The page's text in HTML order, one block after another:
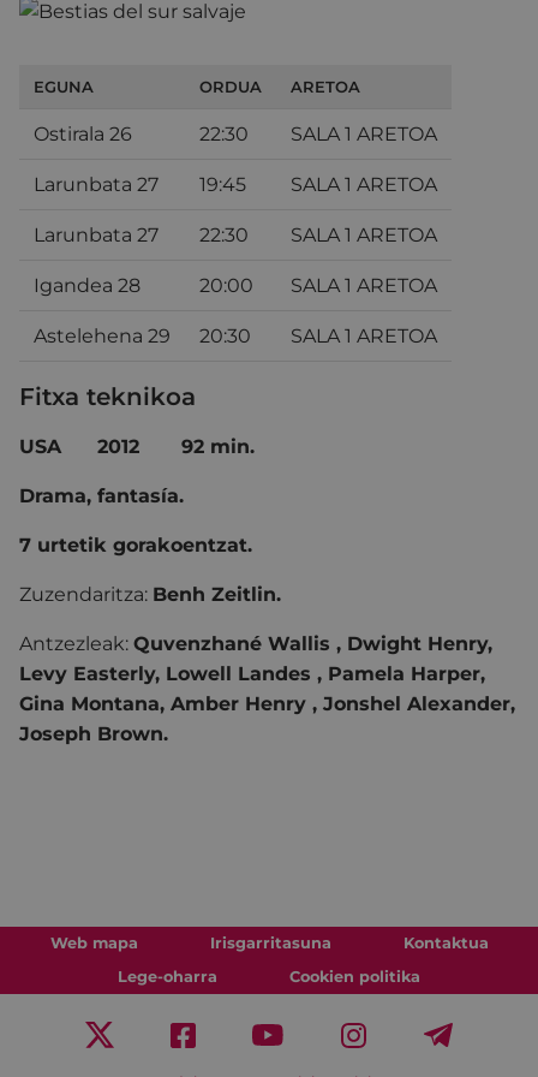
EGUNA ORDUA ARETOA
Ostirala 26 22:30 SALA 1 ARETOA
Larunbata 27 19:45 SALA 1 ARETOA
Larunbata 27 22:30 SALA 1 ARETOA
Igandea 28 20:00 SALA 1 ARETOA
Astelehena 29 20:30 SALA 1 ARETOA
Fitxa teknikoa
USA 2012 92 min.
Drama, fantasía.
7 urtetik gorakoentzat.
Zuzendaritza: Benh Zeitlin.
Antzezleak: Quvenzhané Wallis , Dwight Henry,
Levy Easterly, Lowell Landes , Pamela Harper,
Gina Montana, Amber Henry , Jonshel Alexander,
Joseph Brown.
Web mapa Irisgarritasuna
Kontaktua
Lege-oharra
Cookien politika